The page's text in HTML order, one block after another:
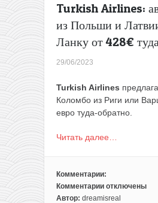
Turkish Airlines:
из Польши и
Ланку от 428€
29/06/2023
Turkish Airlines
Коломбо из Риги или
евро туда-обратно.
Читать далее…
Комментарии:
Комментарии
к
отключены
Автор: dreamisreal